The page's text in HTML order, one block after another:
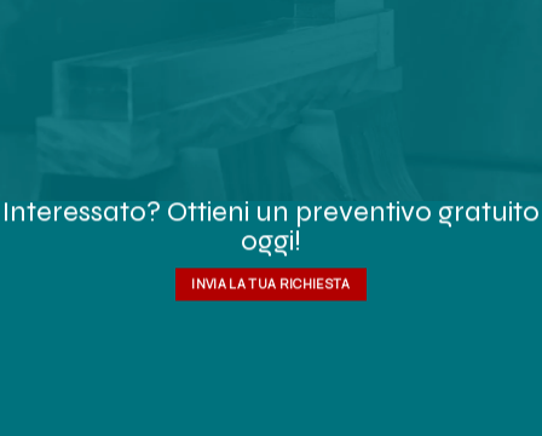
Interessato? Ottieni un preventivo gratuito
oggi!
INVIA LA TUA RICHIESTA